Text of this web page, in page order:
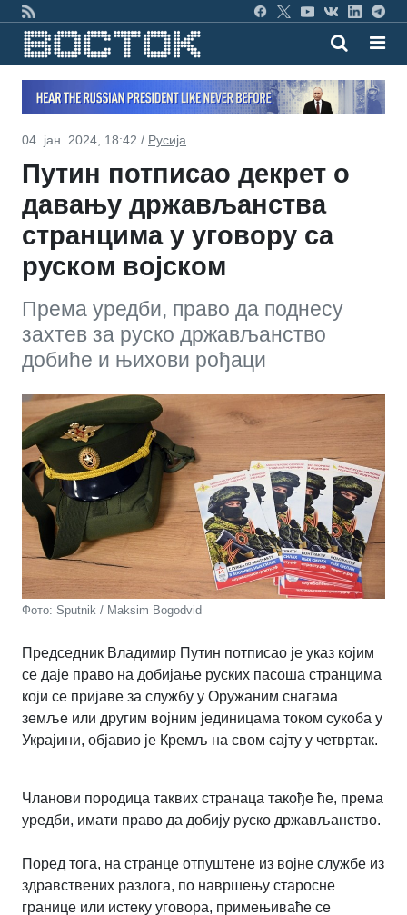
04. јан. 2024, 18:42 / Русија
Путин потписао декрет о
давању држављанства
странцима у уговору са
руском војском
Према уредби, право да поднесу
захтев за руско држављанство
добиће и њихови рођаци
Фото: Sputnik / Maksim Bogodvid
Председник Владимир Путин потписао је указ којим
се даје право на добијање руских пасоша странцима
који се пријаве за службу у Оружаним снагама
земље или другим војним јединицама током сукоба у
Украјини, објавио је Кремљ на свом сајту у четвртак.
Чланови породица таквих странаца такође ће, према
уредби, имати право да добију руско држављанство.
Поред тога, на странце отпуштене из војне службе из
здравствених разлога, по навршењу старосне
границе или истеку уговора, примењиваће се